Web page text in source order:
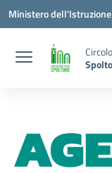
Vai ai contenuti
Vai al menu di
Vai al footer
Ministero